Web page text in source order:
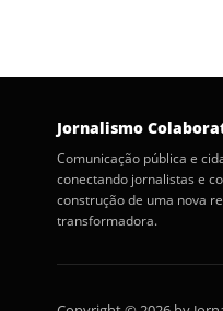
Jornalismo
Comunicação pública e
conectando jornalistas e
construção de uma nova
transformadora.